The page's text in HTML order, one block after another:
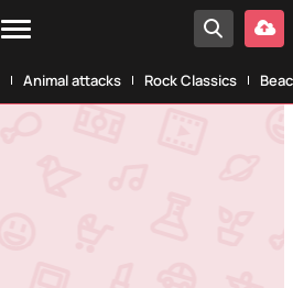
Animal attacks Rock Classics